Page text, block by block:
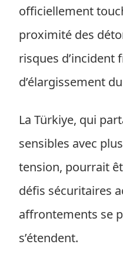
officiellement
proximité des
risques d’incident
d’élargissement
La Türkiye, qui
sensibles avec
tension, pourrait
défis sécuritaires
affrontements se
s’étendent.